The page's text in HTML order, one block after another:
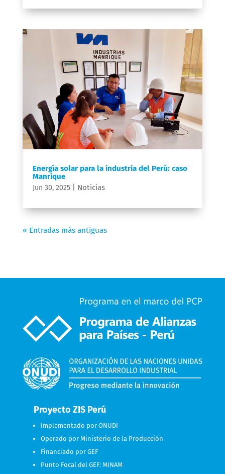
Energía solar para la industria del Perú: caso
Manrique
Jun 30, 2025| Noticias
« Entradas más antiguas
Proyecto ZIS Perú
Implementado por ONUDI
Operado por Ministerio de la Producción
Financiado por GEF
Punto Focal del GEF: MINAM